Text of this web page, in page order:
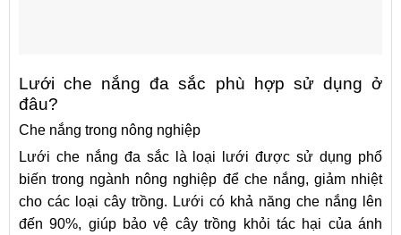
Lưới che nắng đa sắc phù hợp sử dụng ở
đâu?
Che nắng trong nông nghiệp
Lưới che nắng đa sắc là loại lưới được sử dụng phổ
biến trong ngành nông nghiệp để che nắng, giảm nhiệt
cho các loại cây trồng. Lưới có khả năng che nắng lên
đến 90%, giúp bảo vệ cây trồng khỏi tác hại của ánh